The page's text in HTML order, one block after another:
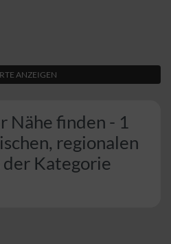
ANZEIGEN
Nähe finden - 1
regionalen
Kategorie